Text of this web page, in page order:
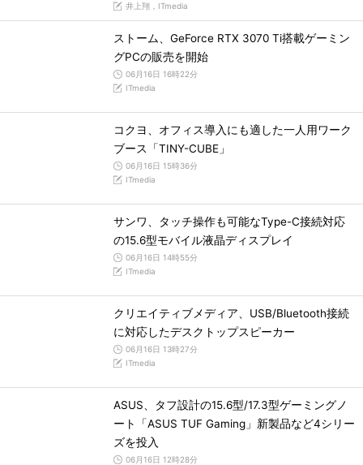
井上翔，ITmedia
ストーム、GeForce RTX 3070 Ti搭載ゲーミン
グPCの販売を開始
06月16日 16時22分
ITmedia
コクヨ、オフィス導入にも適した一人用ワーク
ブース「TINY-CUBE」
06月16日 15時36分
ITmedia
サンワ、タッチ操作も可能なType-C接続対応
の15.6型モバイル液晶ディスプレイ
06月16日 14時55分
ITmedia
クリエイティブメディア、USB/Bluetooth接続
に対応したデスクトップスピーカー
06月16日 13時27分
ITmedia
ASUS、タフ設計の15.6型/17.3型ゲーミングノ
ート「ASUS TUF Gaming」新製品など4シリー
ズを投入
06月16日 12時28分